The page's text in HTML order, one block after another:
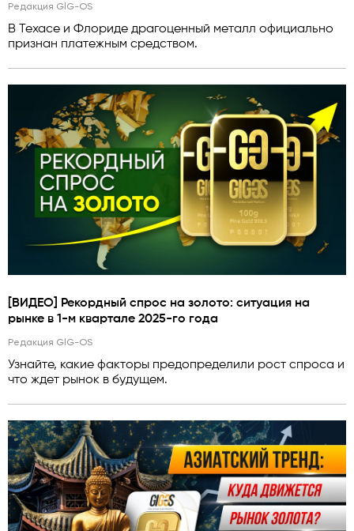
Редакция GlG-OS
В Техасе и Флориде драгоценный металл официально
признан платежным средством.
[ВИДЕО] Рекордный спрос на золото: ситуация на
рынке в 1-м квартале 2025-го года
Редакция GlG-OS
Узнайте, какие факторы предопределили рост спроса и
что ждет рынок в будущем.